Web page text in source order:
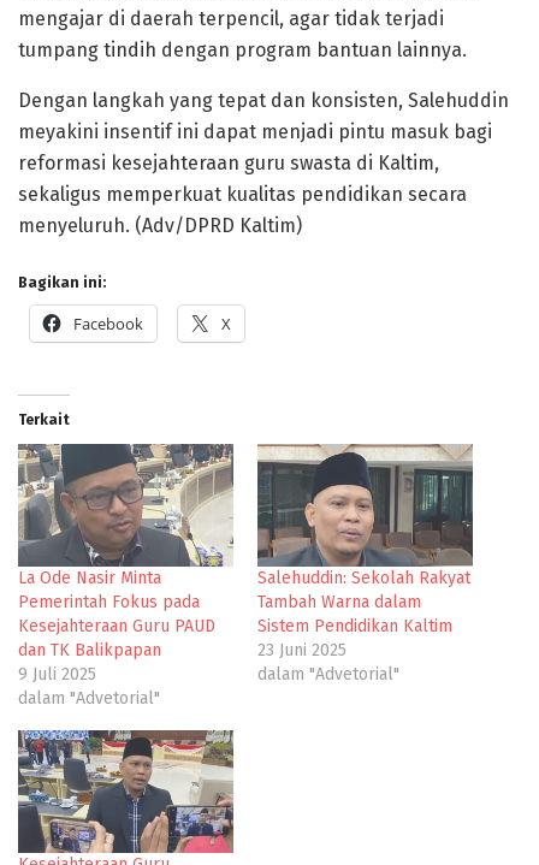
mengajar di daerah terpencil, agar tidak terjadi
tumpang tindih dengan program bantuan lainnya.
Dengan langkah yang tepat dan konsisten, Salehuddin
meyakini insentif ini dapat menjadi pintu masuk bagi
reformasi kesejahteraan guru swasta di Kaltim,
sekaligus memperkuat kualitas pendidikan secara
menyeluruh. (Adv/DPRD Kaltim)
Bagikan ini:
Facebook X
Terkait
La Ode Nasir Minta
Pemerintah Fokus pada
Kesejahteraan Guru PAUD
dan TK Balikpapan
9 Juli 2025
dalam "Advetorial"
Salehuddin: Sekolah Rakyat
Tambah Warna dalam
Sistem Pendidikan Kaltim
23 Juni 2025
dalam "Advetorial"